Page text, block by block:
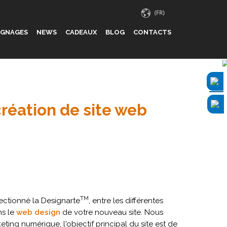
NEWS CADEAUX BLOG CONTACTS
de site web
la DesignarteTM, entre les différentes
le web design de votre nouveau site. Nous
numérique, l'objectif principal du site est de